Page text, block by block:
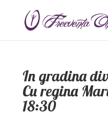
In gradina
Cu regina
18:30